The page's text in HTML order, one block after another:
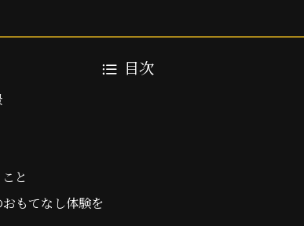
目次
と
もてなし体験を